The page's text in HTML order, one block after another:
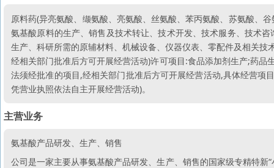
原料药(异亮氨酸、缬氨酸、亮氨酸、丝氨酸、苯丙氨酸、苏氨酸、
氨基酸原料的生产、销售及技术转让、技术开发、技术服务、技术
生产、科研所需的原辅材料、机械设备、仪器仪表、零配件及相关
经相关部门批准后方可开展经营活动)许可项目:食品添加剂生产;药
法须经批准的项目,经相关部门批准后方可开展经营活动,具体经营
凭营业执照依法自主开展经营活动)。
主营业务
氨基酸产品研发、生产、销售
公司是一家主要从事氨基酸产品研发、生产、销售的国家级专精特